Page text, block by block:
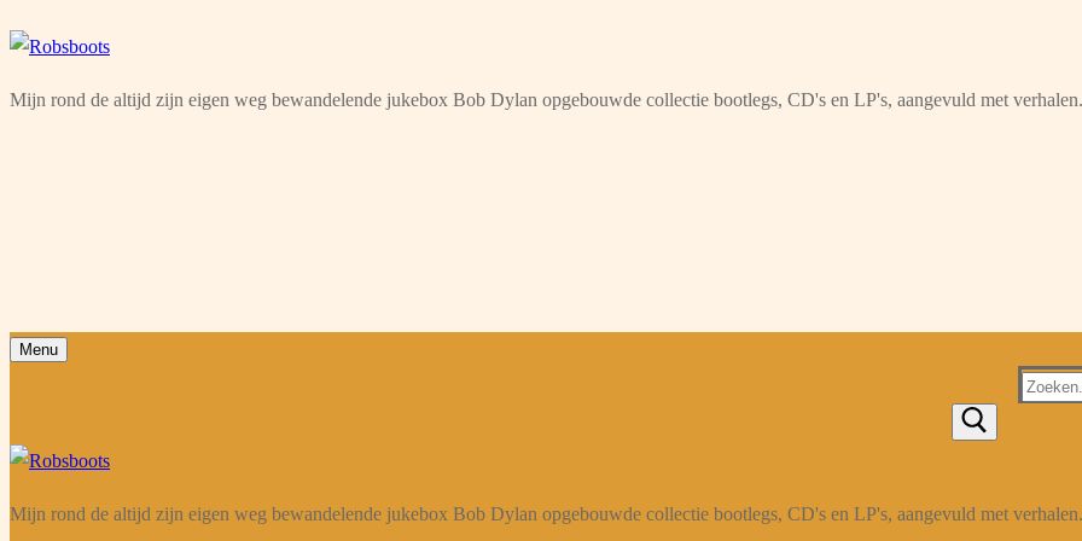
Ga
de
Menu
Sluiten
Mijn rond de altijd zijn eigen weg bewandelende jukebox Bob Dylan opgebouwde collectie bootlegs, CD's en LP's, aangevuld met verhalen.
Menu
Zoeken
Mijn rond de altijd zijn eigen weg bewandelende jukebox Bob Dylan opgebouwde collectie bootlegs, CD's en LP's, aangevuld met verhalen.